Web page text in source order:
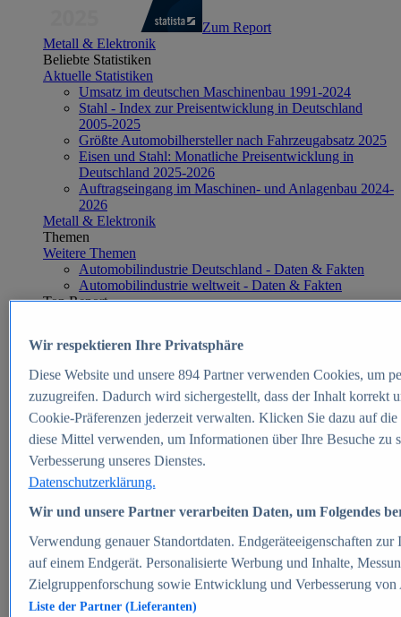
Zum Report
Metall & Elektronik
Beliebte Statistiken
Aktuelle Statistiken
Umsatz im deutschen Maschinenbau 1991-2024
Stahl - Index zur Preisentwicklung in Deutschland
2005-2025
Größte Automobilhersteller nach Fahrzeugabsatz 2025
Eisen und Stahl: Monatliche Preisentwicklung in
Deutschland 2025-2026
Auftragseingang im Maschinen- und Anlagenbau 2024-
2026
Metall & Elektronik
Themen
Weitere Themen
Automobilindustrie Deutschland - Daten & Fakten
Automobilindustrie weltweit - Daten & Fakten
Top Report
Zum Report
E-commerce
Beliebte Statistiken
Aktuelle Statistiken
E-Commerce - Entwicklung des Umsatzes in
Deutschland 1999-2025
Umsatz von Amazon in Deutschland und weltweit
2010-2025
B2C-E-Commerce: Top-50 Online Shops in
Deutschland 2024
Marktanteile von Online-Zahlungsverfahren in
Deutschland 2024
Umsatzstarke Warengruppen im Online-Handel in
Deutschland 2023-2025
Wir respektieren Ihre Privatsphäre
Diese Website und unsere 894Partner verwenden Cookies, um
zuzugreifen. Dadurch wird sichergestellt, dass der Inhalt korrekt
Cookie-Präferenzen jederzeit verwalten. Klicken Sie dazu auf
diese Mittel verwenden, um Informationen über Ihre Besuche
Verbesserung unseres Dienstes.
Datenschutzerklärung.
Wir und unsere Partner verarbeiten Daten, um Folgendes
Verwendung genauer Standortdaten. Endgeräteeigenschaften
auf einem Endgerät. Personalisierte Werbung und Inhalte,
Zielgruppenforschung sowie Entwicklung und Verbesserung von
Liste der Partner (Lieferanten)